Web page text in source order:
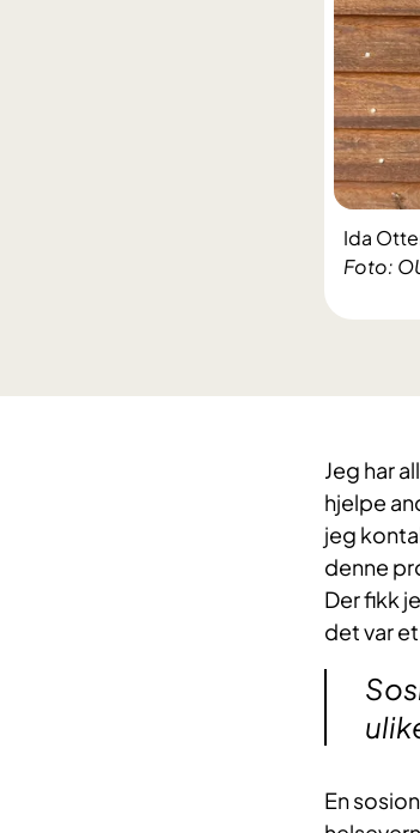
Foto:
Ida
Jeg har
hjelpe
jeg
denne
Der fikk
det var
En